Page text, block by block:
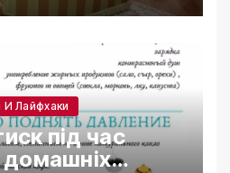
Лайфхаки
під час
домашніх